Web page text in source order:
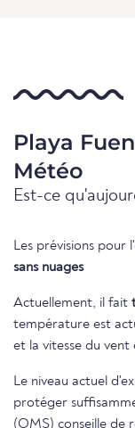
Playa
Météo
Est-ce
Les prévisions pour
sans nuages
Actuellement, il fait
température est
et la vitesse du vent
Le niveau actuel
protéger
(OMS) conseille de